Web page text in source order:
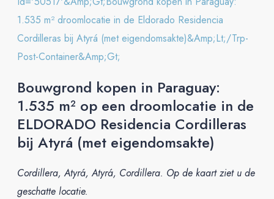
Bouwgrond kopen in Paraguay:
1.535 m² op een droomlocatie in de
ELDORADO Residencia Cordilleras
bij Atyrá (met eigendomsakte)
Cordillera, Atyrá, Atyrá, Cordillera. Op de kaart ziet u de
geschatte locatie.